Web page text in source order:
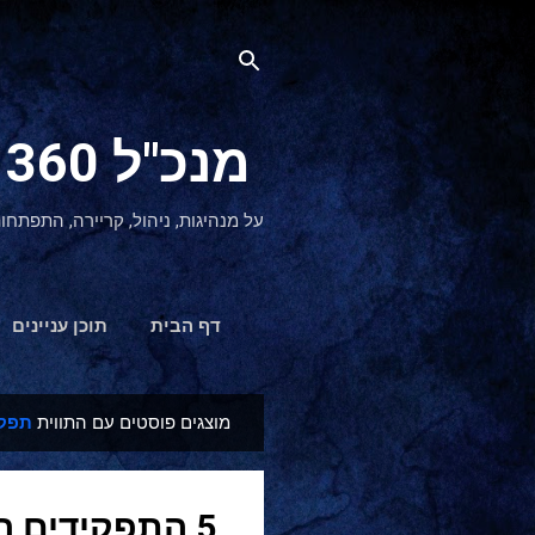
מנכ"ל 360 CEO - מנהיגות והתפתחות אישית
על מנהיגות, ניהול, קריירה,
דף הבית תוכן עניינים
ש
מוצגים פוסטים עם התווית